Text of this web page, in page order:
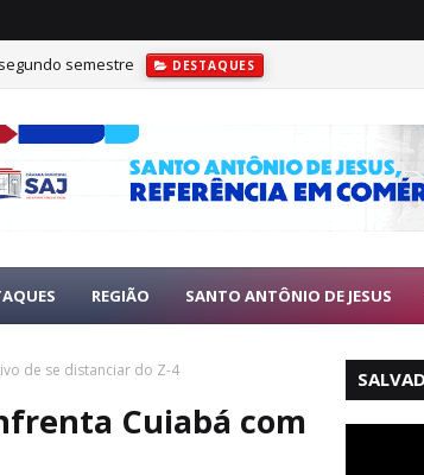
semestre DESTAQUES
REGIÃO SANTO ANTÔNIO DE JESUS
de se distanciar do Z-4
Cuiabá com